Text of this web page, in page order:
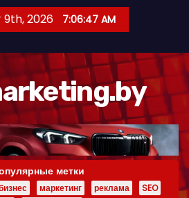
9th, 2026 7:06:48 AM
метки
маркетинг реклама
SEO